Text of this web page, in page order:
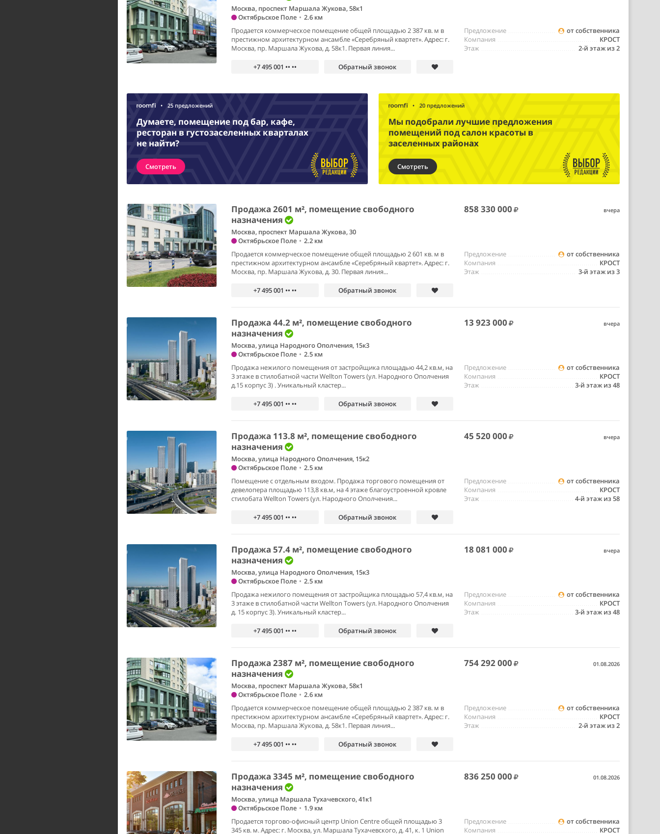
Москва, проспект Маршала Жукова, 58к1
Октябрьское Поле • 2.6 км
Продается коммерческое помещение общей площадью 2 387 кв. м в
престижном архитектурном ансамбле «Серебряный квартет». Адрес: г.
Москва, пр. Маршала Жукова, д. 58к1. Первая линия...
от собственника
Предложение
КРОСТ
Компания
2-й этаж из 2
Этаж
+7 495 001 •• •• Обратный звонок
• 25 предложений
Думаете, помещение под бар, кафе,
ресторан в густозаселенных кварталах
не найти?
Смотреть
• 20 предложений
Мы подобрали лучшие предложения
помещений под салон красоты в
заселенных районах
Смотреть
Продажа 2601 м², помещение свободного
назначения
858 330 000 вчера
Москва, проспект Маршала Жукова, 30
Октябрьское Поле • 2.2 км
Продается коммерческое помещение общей площадью 2 601 кв. м в
престижном архитектурном ансамбле «Серебряный квартет». Адрес: г.
Москва, пр. Маршала Жукова, д. 30. Первая линия...
от собственника
Предложение
КРОСТ
Компания
3-й этаж из 3
Этаж
+7 495 001 •• •• Обратный звонок
Продажа 44.2 м², помещение свободного
назначения
13 923 000 вчера
Москва, улица Народного Ополчения, 15к3
Октябрьское Поле • 2.5 км
Продажа нежилого помещения от застройщика площадью 44,2 кв.м, на
3 этаже в стилобатной части Wellton Towers (ул. Народного Ополчения
д.15 корпус 3) . Уникальный кластер...
от собственника
Предложение
КРОСТ
Компания
3-й этаж из 48
Этаж
+7 495 001 •• •• Обратный звонок
Продажа 113.8 м², помещение свободного
назначения
45 520 000 вчера
Москва, улица Народного Ополчения, 15к2
Октябрьское Поле • 2.5 км
Помещение с отдельным входом. Продажа торгового помещения от
девелопера площадью 113,8 кв.м, на 4 этаже благоустроенной кровле
стилобата Wellton Towers (ул. Народного Ополчения...
от собственника
Предложение
КРОСТ
Компания
4-й этаж из 58
Этаж
+7 495 001 •• •• Обратный звонок
Продажа 57.4 м², помещение свободного
назначения
18 081 000 вчера
Москва, улица Народного Ополчения, 15к3
Октябрьское Поле • 2.5 км
Продажа нежилого помещения от застройщика площадью 57,4 кв.м, на
3 этаже в стилобатной части Wellton Towers (ул. Народного Ополчения
д. 15 корпус 3). Уникальный кластер...
от собственника
Предложение
КРОСТ
Компания
3-й этаж из 48
Этаж
+7 495 001 •• •• Обратный звонок
Продажа 2387 м², помещение свободного
назначения
754 292 000 01.08.2026
Москва, проспект Маршала Жукова, 58к1
Октябрьское Поле • 2.6 км
Продается коммерческое помещение общей площадью 2 387 кв. м в
престижном архитектурном ансамбле «Серебряный квартет». Адрес: г.
Москва, пр. Маршала Жукова, д. 58к1. Первая линия...
от собственника
Предложение
КРОСТ
Компания
2-й этаж из 2
Этаж
+7 495 001 •• •• Обратный звонок
Продажа 3345 м², помещение свободного
назначения
836 250 000 01.08.2026
Москва, улица Маршала Тухачевского, 41к1
Октябрьское Поле • 1.9 км
Продается торгово-офисный центр Union Centre общей площадью 3
345 кв. м. Адрес: г. Москва, ул. Маршала Тухачевского, д. 41, к. 1 Union
от собственника
Предложение
КРОСТ
Компания